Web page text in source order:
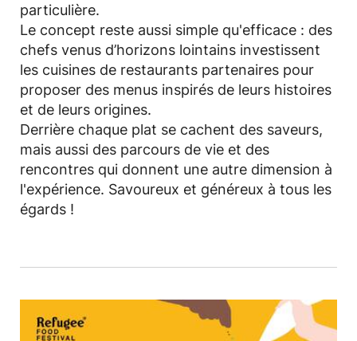
particulière.
Le concept reste aussi simple qu'efficace : des
chefs venus d’horizons lointains investissent
les cuisines de restaurants partenaires pour
proposer des menus inspirés de leurs histoires
et de leurs origines.
Derrière chaque plat se cachent des saveurs,
mais aussi des parcours de vie et des
rencontres qui donnent une autre dimension à
l'expérience. Savoureux et généreux à tous les
égards !